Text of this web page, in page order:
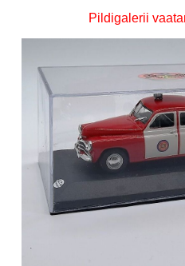
Pildigalerii